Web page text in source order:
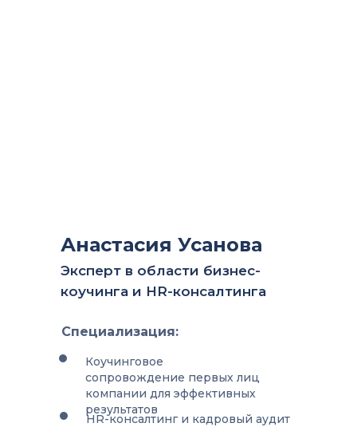
депутатов
Кандидатов на выборные
должности
Анастасия Усанова
Эксперт в области бизнес-
коучинга и HR-консалтинга
Специализация:
Коучинговое
сопровождение первых лиц
компании для эффективных
результатов
HR-консалтинг и кадровый аудит